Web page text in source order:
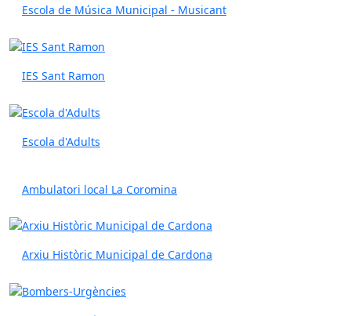
Escola de Música Municipal - Musicant
IES Sant Ramon
Escola d'Adults
Ambulatori local La Coromina
Arxiu Històric Municipal de Cardona